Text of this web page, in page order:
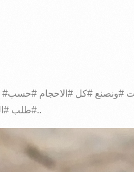
#طلب #الزبون #لمزيد #من #الاستفسار #يرجى #الاتصال #على #ارقا..